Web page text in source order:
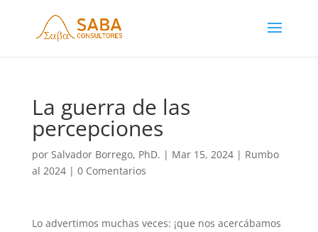
La guerra de las
percepciones
por Salvador Borrego, PhD. | Mar 15, 2024| Rumbo
al 2024| 0 Comentarios
Lo advertimos muchas veces: ¡que nos acercábamos